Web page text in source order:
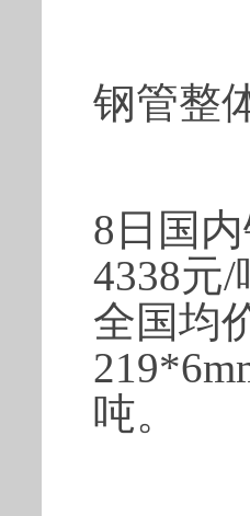
钢管整
8日国
4338元
全国均
吨。